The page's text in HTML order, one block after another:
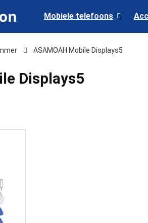
Mobiele telefoons
‎ASAMOAH Mobile Displays5
Displays5